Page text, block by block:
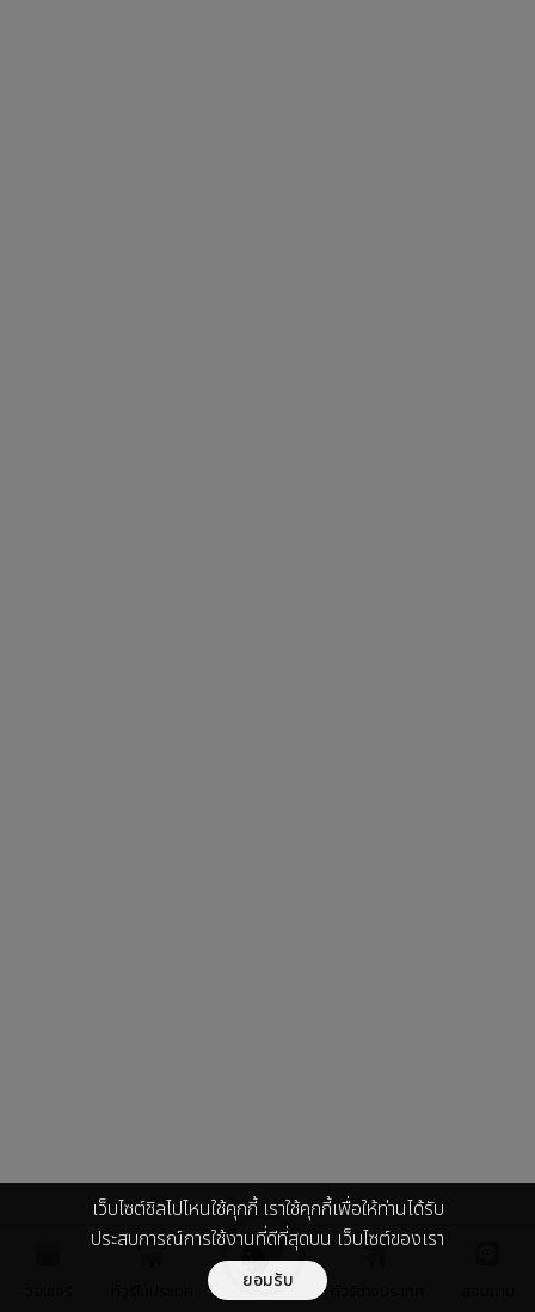
เว็บไซต์ชิลไปไหนใช้คุกกี้ เราใช้คุกกี้เพื่อให้ท่านได้รับ
ประสบการณ์การใช้งานที่ดีที่สุดบน เว็บไซต์ของเรา
ยอมรับ